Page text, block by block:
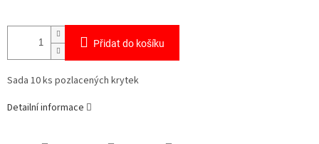
Přidat do košíku
Sada 10 ks pozlacených krytek
Detailní informace